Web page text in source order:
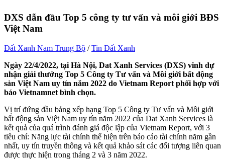
DXS dẫn đầu Top 5 công ty tư vấn và môi giới BĐS
Việt Nam
Đất Xanh Nam Trung Bộ /Tin Đất Xanh
Ngày 22/4/2022, tại Hà Nội, Dat Xanh Services (DXS) vinh dự
nhận giải thưởng Top 5 Công ty Tư vấn và Môi giới bất động
sản Việt Nam uy tín năm 2022 do Vietnam Report phối hợp với
báo Vietnamnet bình chọn.
Vị trí đứng đầu bảng xếp hạng Top 5 Công ty Tư vấn và Môi giới
bất động sản Việt Nam uy tín năm 2022 của Dat Xanh Services là
kết quả của quá trình đánh giá độc lập của Vietnam Report, với 3
tiêu chí: Năng lực tài chính thể hiện trên báo cáo tài chính năm gần
nhất, uy tín truyền thông và kết quả khảo sát các đối tượng liên quan
được thực hiện trong tháng 2 và 3 năm 2022.